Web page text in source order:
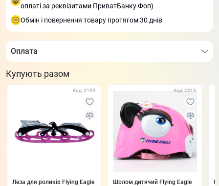
оплаті за реквізитами ПриватБанку Фоп)
Обмін і повернення товару протягом 30 днів
Оплата
Купують разом
Код: 3109
Леза для роликів Flying Eagle
Код: 2319
Шолом дитячий Flying Eagle